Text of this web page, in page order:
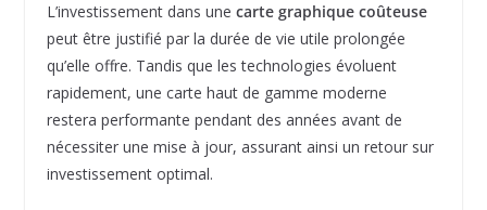
L’investissement dans une carte graphique coûteuse
peut être justifié par la durée de vie utile prolongée
qu’elle offre. Tandis que les technologies évoluent
rapidement, une carte haut de gamme moderne
restera performante pendant des années avant de
nécessiter une mise à jour, assurant ainsi un retour sur
investissement optimal.